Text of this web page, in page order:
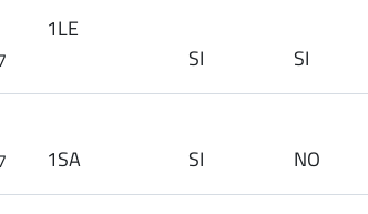
1LE
SI
SI
1SA SI NO